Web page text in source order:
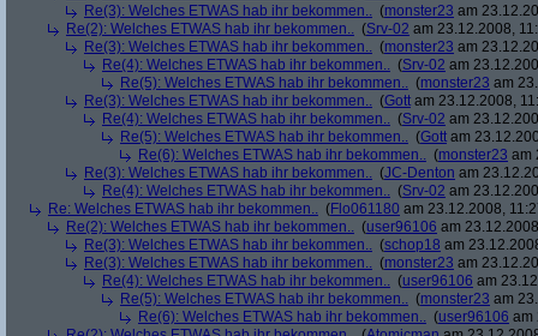
Re(3): Welches ETWAS hab ihr bekommen.. (monster23 am
Re(2): Welches ETWAS hab ihr bekommen.. (Srv-02 am 23.12.2008,
Re(3): Welches ETWAS hab ihr bekommen.. (monster23 am
Re(4): Welches ETWAS hab ihr bekommen.. (Srv-02 am
Re(5): Welches ETWAS hab ihr bekommen.. (monster23 am
Re(3): Welches ETWAS hab ihr bekommen.. (Gott am 23.12.2008,
Re(4): Welches ETWAS hab ihr bekommen.. (Srv-02 am
Re(5): Welches ETWAS hab ihr bekommen.. (Gott am
Re(6): Welches ETWAS hab ihr bekommen.. (monster23 am
Re(3): Welches ETWAS hab ihr bekommen.. (JC-Denton am
Re(4): Welches ETWAS hab ihr bekommen.. (Srv-02 am
Re: Welches ETWAS hab ihr bekommen.. (Flo061180 am 23.12.2008,
Re(2): Welches ETWAS hab ihr bekommen.. (user96106 am
Re(3): Welches ETWAS hab ihr bekommen.. (schop18 am
Re(3): Welches ETWAS hab ihr bekommen.. (monster23 am
Re(4): Welches ETWAS hab ihr bekommen.. (user96106 am
Re(5): Welches ETWAS hab ihr bekommen.. (monster23 am
Re(6): Welches ETWAS hab ihr bekommen.. (user96106 am